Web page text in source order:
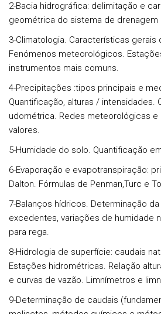
2-Bacia hidrográfica: delimitação e
geométrica do sistema de drenagem
3-Climatologia. Características gerais
Fenómenos meteorológicos.
instrumentos mais comuns.
4-Precipitações :tipos principais e
Quantificação, alturas / intensidades.
udométrica. Redes meteorológicas
valores.
5-Humidade do solo. Quantificação
6-Evaporação e evapotranspiração:
Dalton. Fórmulas de Penman,Turc e
7-Balanços hídricos. Determinação
excedentes, variações de humidade
para rega.
8-Hidrologia de superfície: caudais
Estações hidrométricas. Relação
e curvas de vazão. Limnímetros e
9-Determinação de caudais